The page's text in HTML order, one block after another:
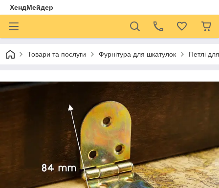
ХендМейдер
Товари та послуги Фурнітура для шкатулок Петлі